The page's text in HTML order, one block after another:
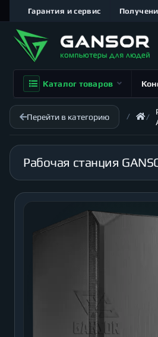
Гарантия и сервис
Каталог товаров
Перейти в категорию